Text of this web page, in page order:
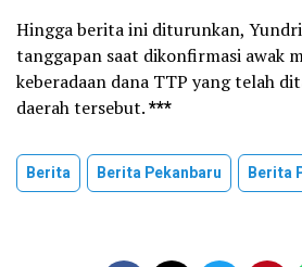
Hingga berita ini diturunkan,
tanggapan saat dikonfirmasi awak
keberadaan dana TTP yang telah
daerah tersebut.***
Berita Berita Pekanbaru Berita